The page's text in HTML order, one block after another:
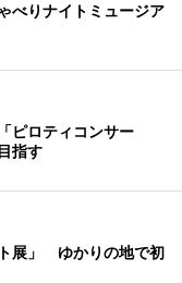
べりナイトミュージア
ピロティコンサー
指す
展」 ゆかりの地で初